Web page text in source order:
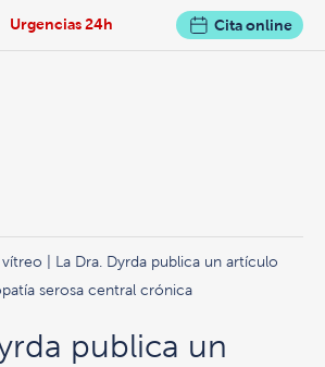
Urgencias 24h Cita online
vítreo | La Dra. Dyrda publica un artículo
serosa central crónica
publica un